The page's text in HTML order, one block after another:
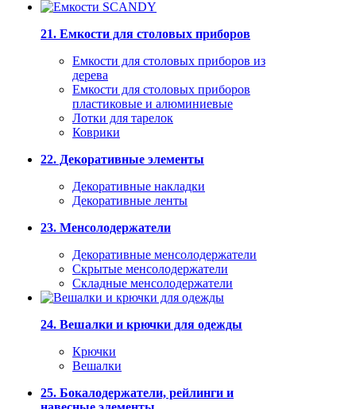
21. Емкости для столовых приборов
Емкости для столовых приборов из
дерева
Емкости для столовых приборов
пластиковые и алюминиевые
Лотки для тарелок
Коврики
22. Декоративные элементы
Декоративные накладки
Декоративные ленты
23. Менсолодержатели
Декоративные менсолодержатели
Скрытые менсолодержатели
Складные менсолодержатели
24. Вешалки и крючки для одежды
Крючки
Вешалки
25. Бокалодержатели, рейлинги и